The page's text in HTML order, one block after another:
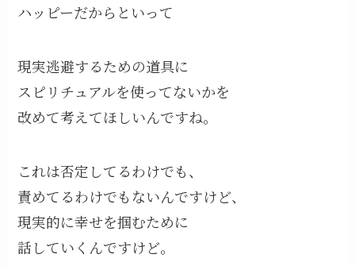
ハッピーだからといって
現実逃避するための道具に
スピリチュアルを使ってないかを
改めて考えてほしいんですね。
これは否定してるわけでも、
責めてるわけでもないんですけど、
現実的に幸せを掴むために
話していくんですけど。